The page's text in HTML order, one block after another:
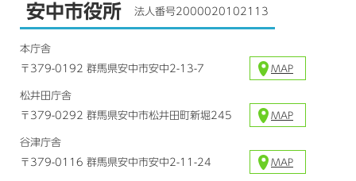
安中市役所 法人番号2000020102113
本庁舎
〒379-0192 群馬県安中市安中2-13-7
MAP
松井田庁舎
〒379-0292 群馬県安中市松井田町新堀245
MAP
谷津庁舎
〒379-0116 群馬県安中市安中2-11-24
MAP